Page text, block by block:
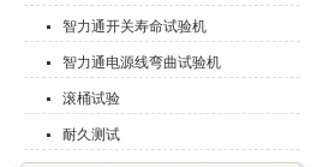
智力通开关寿命试验机
智力通电源线弯曲试验机
滚桶试验
耐久测试